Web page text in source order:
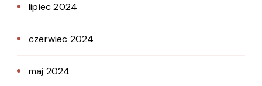
lipiec 2024
czerwiec 2024
maj 2024